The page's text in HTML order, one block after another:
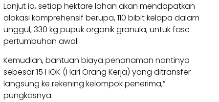
Lanjut ia, setiap hektare lahan akan mendapatkan
alokasi komprehensif berupa, 110 bibit kelapa dalam
unggul, 330 kg pupuk organik granula, untuk fase
pertumbuhan awal.
Kemudian, bantuan biaya penanaman nantinya
sebesar 15 HOK (Hari Orang Kerja) yang ditransfer
langsung ke rekening kelompok penerima,”
pungkasnya.